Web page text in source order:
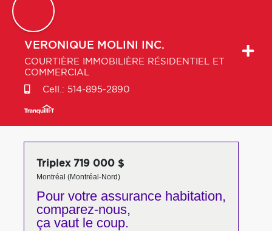
VERONIQUE MOLINI INC.
COURTIÈRE IMMOBILIÈRE RÉSIDENTIEL ET
COMMERCIAL
Cell.: 514-895-2890
Triplex 719 000 $
Montréal (Montréal-Nord)
Pour votreassurance habitation,
comparez-nous,
ça vaut le coup.